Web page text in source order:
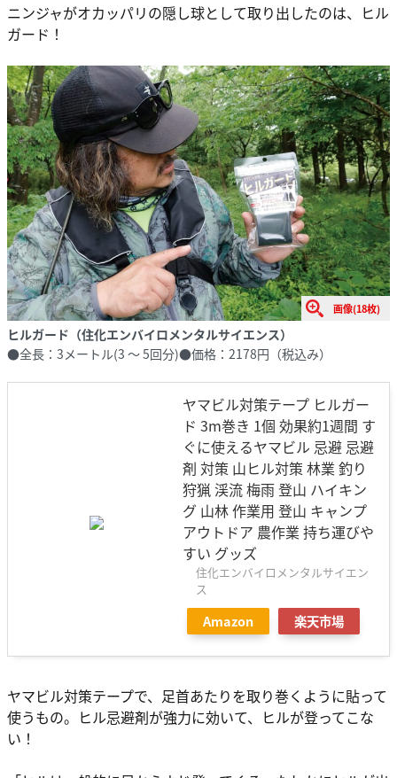
ニンジャがオカッパリの隠し球として取り出したのは、ヒル
ガード！
画像(18枚)
ヒルガード（住化エンバイロメンタルサイエンス）
●全長：3メートル(3 ～ 5回分)●価格：2178円（税込み）
ヤマビル対策テープ ヒルガー
ド 3m巻き 1個 効果約1週間 す
ぐに使えるヤマビル 忌避 忌避
剤 対策 山ヒル対策 林業 釣り
狩猟 渓流 梅雨 登山 ハイキン
グ 山林 作業用 登山 キャンプ
アウトドア 農作業 持ち運びや
すい グッズ
住化エンバイロメンタルサイエン
ス
Amazon 楽天市場
ヤマビル対策テープで、足首あたりを取り巻くように貼って
使うもの。ヒル忌避剤が強力に効いて、ヒルが登ってこな
い！